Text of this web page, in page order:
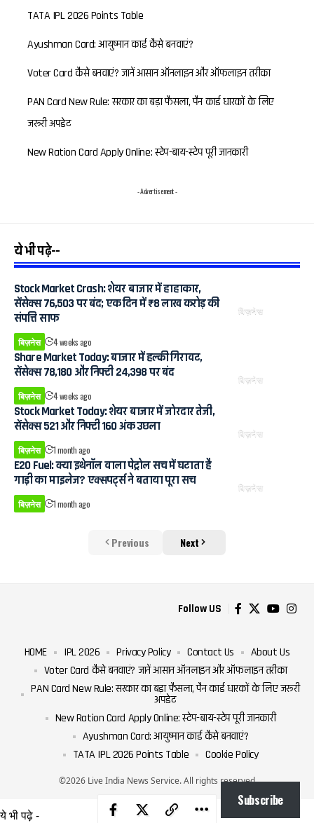
TATA IPL 2026 Points Table
Ayushman Card: आयुष्मान कार्ड कैसे बनवाएं?
Voter Card कैसे बनवाएं? जानें आसान ऑनलाइन और ऑफलाइन तरीका
PAN Card New Rule: सरकार का बड़ा फैसला, पैन कार्ड धारकों के लिए
जरूरी अपडेट
New Ration Card Apply Online: स्टेप-बाय-स्टेप पूरी जानकारी
- Advertisement -
ये भी पढ़े--
बिज़नेस
Stock Market Crash: शेयर बाजार में हाहाकार,
सेंसेक्स 76,503 पर बंद; एक दिन में ₹8 लाख करोड़ की
संपत्ति साफ
बिज़नेस 4 weeks ago
बिज़नेस
Share Market Today: बाजार में हल्की गिरावट,
सेंसेक्स 78,180 और निफ्टी 24,398 पर बंद
बिज़नेस 4 weeks ago
बिज़नेस
Stock Market Today: शेयर बाजार में जोरदार तेजी,
सेंसेक्स 521 और निफ्टी 160 अंक उछला
बिज़नेस 1 month ago
बिज़नेस
E20 Fuel: क्या इथेनॉल वाला पेट्रोल सच में घटाता है
गाड़ी का माइलेज? एक्सपर्ट्स ने बताया पूरा सच
बिज़नेस 1 month ago
Previous Next
Follow US
©2026 Live India News Service. All rights reserved
HOME IPL 2026 Privacy Policy Contact Us
About Us
Voter Card कैसे बनवाएं? जानें आसान ऑनलाइन और ऑफलाइन तरीका
PAN Card New Rule: सरकार का बड़ा फैसला, पैन कार्ड धारकों के लिए जरूरी
अपडेट
New Ration Card Apply Online: स्टेप-बाय-स्टेप पूरी जानकारी
Ayushman Card: आयुष्मान कार्ड कैसे बनवाएं?
TATA IPL 2026 Points Table
Cookie Policy
ये भी पढ़े -
Subscribe